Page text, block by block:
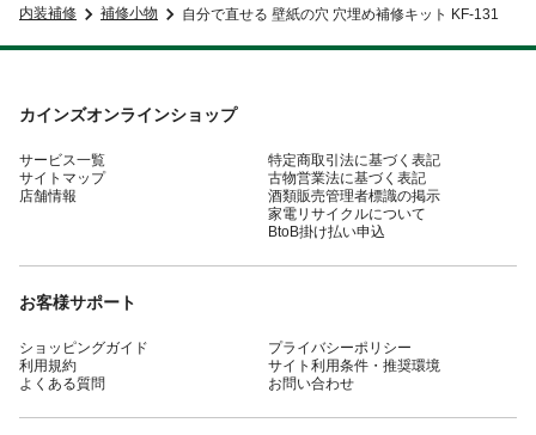
内装補修
補修小物 自分で直せる 壁紙の穴 穴埋め補修キット KF-131
カインズオンラインショップ
サービス一覧
サイトマップ
店舗情報
特定商取引法に基づく表記
古物営業法に基づく表記
酒類販売管理者標識の掲示
家電リサイクルについて
BtoB掛け払い申込
お客様サポート
ショッピングガイド
利用規約
よくある質問
プライバシーポリシー
サイト利用条件・推奨環境
お問い合わせ